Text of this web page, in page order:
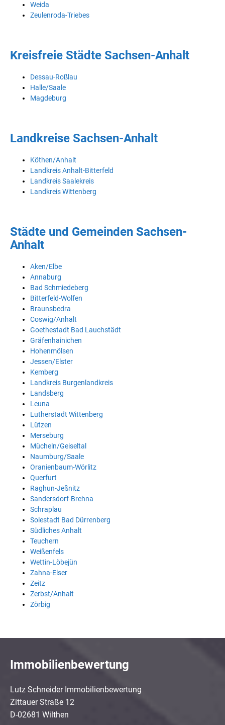
Weida
Zeulenroda-Triebes
Kreisfreie Städte Sachsen-Anhalt
Dessau-Roßlau
Halle/Saale
Magdeburg
Landkreise Sachsen-Anhalt
Köthen/Anhalt
Landkreis Anhalt-Bitterfeld
Landkreis Saalekreis
Landkreis Wittenberg
Städte und Gemeinden Sachsen-
Anhalt
Aken/Elbe
Annaburg
Bad Schmiedeberg
Bitterfeld-Wolfen
Braunsbedra
Coswig/Anhalt
Goethestadt Bad Lauchstädt
Gräfenhainichen
Hohenmölsen
Jessen/Elster
Kemberg
Landkreis Burgenlandkreis
Landsberg
Leuna
Lutherstadt Wittenberg
Lützen
Merseburg
Mücheln/Geiseltal
Naumburg/Saale
Oranienbaum-Wörlitz
Querfurt
Raghun-Jeßnitz
Sandersdorf-Brehna
Schraplau
Solestadt Bad Dürrenberg
Südliches Anhalt
Teuchern
Weißenfels
Wettin-Löbejün
Zahna-Elser
Zeitz
Zerbst/Anhalt
Zörbig
Immobilienbewertung
Lutz Schneider Immobilienbewertung
Zittauer Straße 12
D-02681 Wilthen